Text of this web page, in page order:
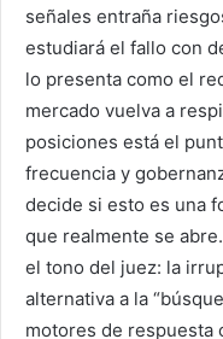
señales entraña
estudiará el fallo con
lo presenta como el
mercado vuelva a
posiciones está el
frecuencia y
decide si esto es una
que realmente se
el tono del juez: la
alternativa a la
motores de respuesta